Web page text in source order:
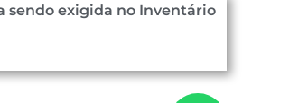
sendo exigida no Inventário